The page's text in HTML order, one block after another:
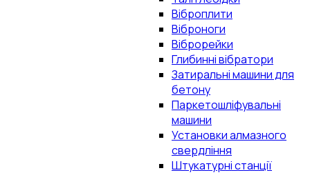
Віброплити
Віброноги
Віброрейки
Глибинні вібратори
Затиральні машини для
бетону
Паркетошліфувальні
машини
Установки алмазного
свердління
Штукатурні станції